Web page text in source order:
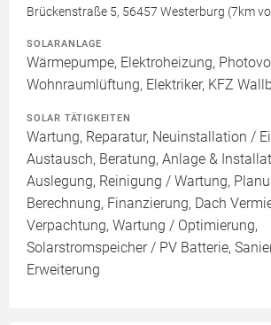
Brückenstraße 5, 56457 Westerburg (7km
SOLARANLAGE
Wärmepumpe, Elektroheizung,
Wohnraumlüftung, Elektriker, KFZ
SOLAR TÄTIGKEITEN
Wartung, Reparatur, Neuinstallation /
Austausch, Beratung, Anlage &
Auslegung, Reinigung / Wartung,
Berechnung, Finanzierung, Dach
Verpachtung, Wartung / Optimierung,
Solarstromspeicher / PV Batterie,
Erweiterung